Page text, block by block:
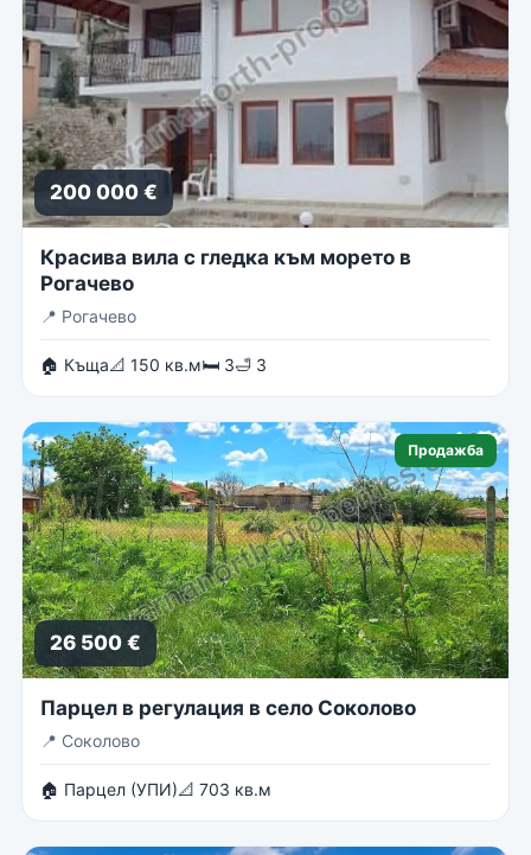
200 000 €
Красива вила с гледка към морето в
Рогачево
📍 Рогачево
🏠 Къща📐 150 кв.м🛏 3🛁 3
Продажба
26 500 €
Парцел в регулация в село Соколово
📍 Соколово
🏠 Парцел (УПИ)📐 703 кв.м